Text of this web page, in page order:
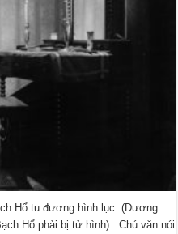
Hổ tu đương hình lục. (Dương
Hổ phải bị tử hình) Chú văn nói